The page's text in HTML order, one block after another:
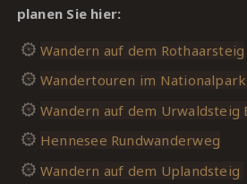
planen Sie hier:
Wandern auf dem Rothaarsteig
Wandertouren im
Wandern auf dem Urwaldsteig
Hennesee Rundwanderweg
Wandern auf dem Uplandsteig